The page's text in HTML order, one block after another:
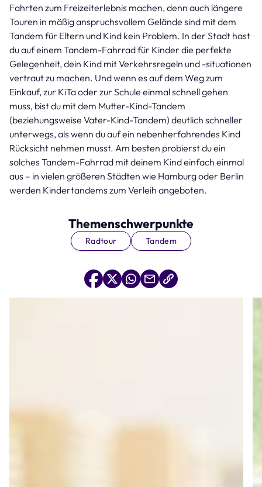
Fahrten zum Freizeiterlebnis machen, denn auch längere
Touren in mäßig anspruchsvollem Gelände sind mit dem
Tandem für Eltern und Kind kein Problem. In der Stadt hast
du auf einem Tandem-Fahrrad für Kinder die perfekte
Gelegenheit, dein Kind mit Verkehrsregeln und -situationen
vertraut zu machen. Und wenn es auf dem Weg zum
Einkauf, zur KiTa oder zur Schule einmal schnell gehen
muss, bist du mit dem Mutter-Kind-Tandem
(beziehungsweise Vater-Kind-Tandem) deutlich schneller
unterwegs, als wenn du auf ein nebenherfahrendes Kind
Rücksicht nehmen musst. Am besten probierst du ein
solches Tandem-Fahrrad mit deinem Kind einfach einmal
aus – in vielen größeren Städten wie Hamburg oder Berlin
werden Kindertandems zum Verleih angeboten.
Themenschwerpunkte
Radtour Tandem